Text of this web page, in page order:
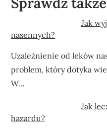
Jak
nasennych?
Uzależnienie od leków
problem, który dotyka
W…
Jak
hazardu?